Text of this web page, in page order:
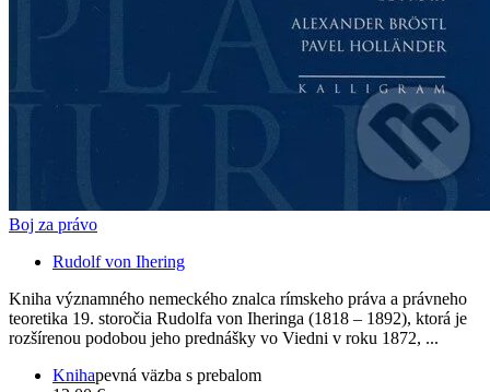
Boj za právo
Rudolf von Ihering
Kniha významného nemeckého znalca rímskeho práva a právneho
teoretika 19. storočia Rudolfa von Iheringa (1818 – 1892), ktorá je
rozšírenou podobou jeho prednášky vo Viedni v roku 1872, ...
Knihapevná väzba s prebalom